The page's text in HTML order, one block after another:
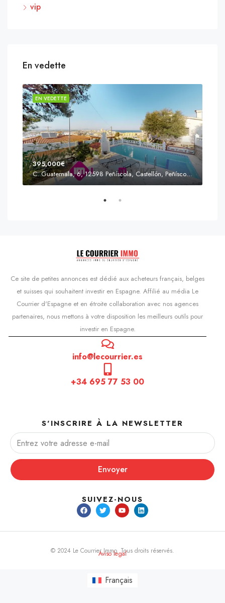
vip
En vedette
EN VEDETTE
395,000€
C. Guatemala, 6, 12598 Peñíscola, Castellón, Peñíscola, Communauté valencienne
Ce site de petites annonces est dédié aux acheteurs français, belges
et suisses qui souhaitent investir en Espagne. Affilié au média Le
Courrier d'Espagne et en étroite collaboration avec nos agences
partenaires, nous mettons à votre disposition les meilleurs outils pour
investir en Espagne.
info@lecourrier.es
+34 695 77 53 00
S'INSCRIRE À LA NEWSLETTER
Envoyer
SUIVEZ-NOUS
© 2024 Le Courrier Immo. Tous droits réservés.
Aviso legal
Français